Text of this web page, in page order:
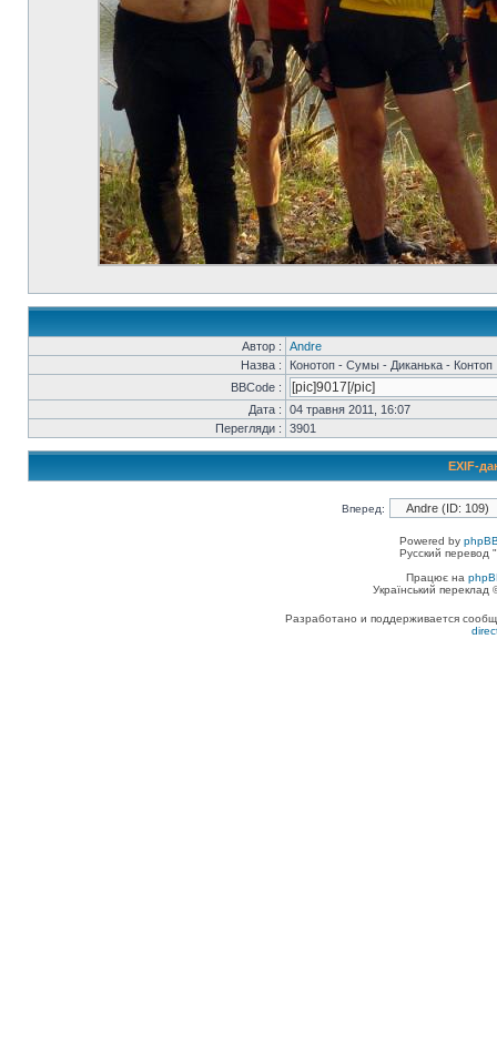
Автор :
Andre
Назва :
Конотоп - Сумы - Диканька - Контоп
BBCode :
Дата :
04 травня 2011, 16:07
Перегляди :
3901
EXIF-
Вперед:
Powered by
Русский перевод
Працює на
Український
Разработано и поддерживается